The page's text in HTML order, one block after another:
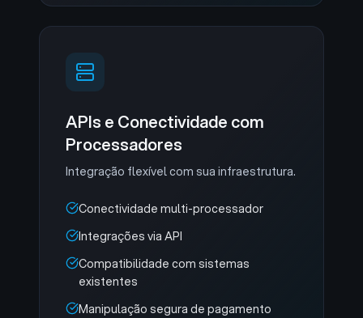
APIs e Conectividade com
Processadores
Integração flexível com sua infraestrutura.
Conectividade multi-processador
Integrações via API
Compatibilidade com sistemas
existentes
Manipulação segura de pagamento